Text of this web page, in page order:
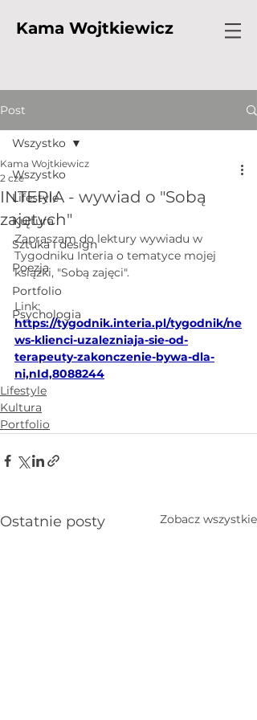
Kama Wojtkiewicz
Post
Wszystko
Lifestyle
Kultura
Sztuka i design
Poezja
Portfolio
Psychologia
Wszystko
INTERIA - wywiad o "Sobą
zajętych"
Kama Wojtkiewicz
2 cze
Zapraszam do lektury wywiadu w
Tygodniku Interia o tematyce mojej
książki, "Sobą zajęci".
Link:
https://tygodnik.interia.pl/tygodnik/ne
ws-klienci-uzalezniaja-sie-od-
terapeuty-zakonczenie-bywa-dla-
ni,nId,8088244
Lifestyle
Kultura
Portfolio
Ostatnie posty Zobacz wszystkie